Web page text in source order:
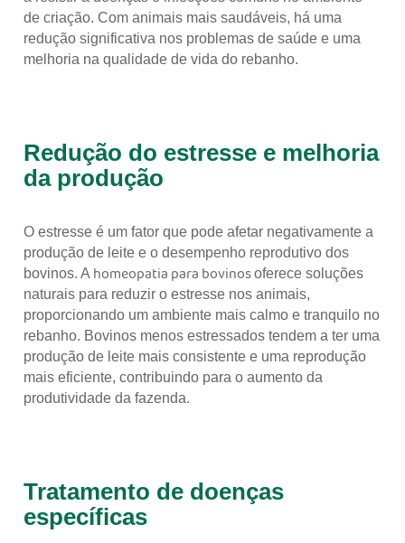
de criação. Com animais mais saudáveis, há uma
redução significativa nos problemas de saúde e uma
melhoria na qualidade de vida do rebanho.
Redução do estresse e melhoria
da produção
O estresse é um fator que pode afetar negativamente a
produção de leite e o desempenho reprodutivo dos
bovinos. A homeopatia para bovinosoferece soluções
naturais para reduzir o estresse nos animais,
proporcionando um ambiente mais calmo e tranquilo no
rebanho. Bovinos menos estressados tendem a ter uma
produção de leite mais consistente e uma reprodução
mais eficiente, contribuindo para o aumento da
produtividade da fazenda.
Tratamento de doenças
específicas